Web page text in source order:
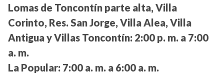
Lomas de Toncontín parte alta, Villa
Corinto, Res. San Jorge, Villa Alea, Villa
Antigua y Villas Toncontín: 2:00 p. m. a 7:00
a. m.
La Popular: 7:00 a. m. a 6:00 a. m.